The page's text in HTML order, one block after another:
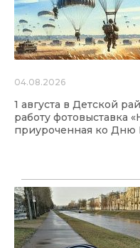
04.08.2026
1 августа в Детской
работу фотовыставка
приуроченная ко Дню